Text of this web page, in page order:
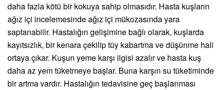
daha fazla kötü bir kokuya sahip olmasıdır. Hasta kuşların
ağız içi incelemesinde ağız içi mükozasında yara
saptanabilir. Hastalığın gelişimine bağlı olarak, kuşlarda
kayıtsızlık, bir kenara çekilip tüy kabartma ve düşünme hali
ortaya çıkar. Kuşun yeme karşı ilgisi azalır ve hasta kuş
daha az yem tüketmeye başlar. Buna karşın su tüketiminde
bir artma vardır. Hastalığın tedavisine geç başlanması